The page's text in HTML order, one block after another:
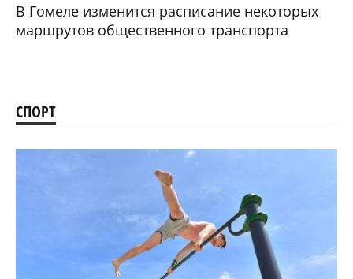
В Гомеле изменится расписание некоторых
маршрутов общественного транспорта
СПОРТ